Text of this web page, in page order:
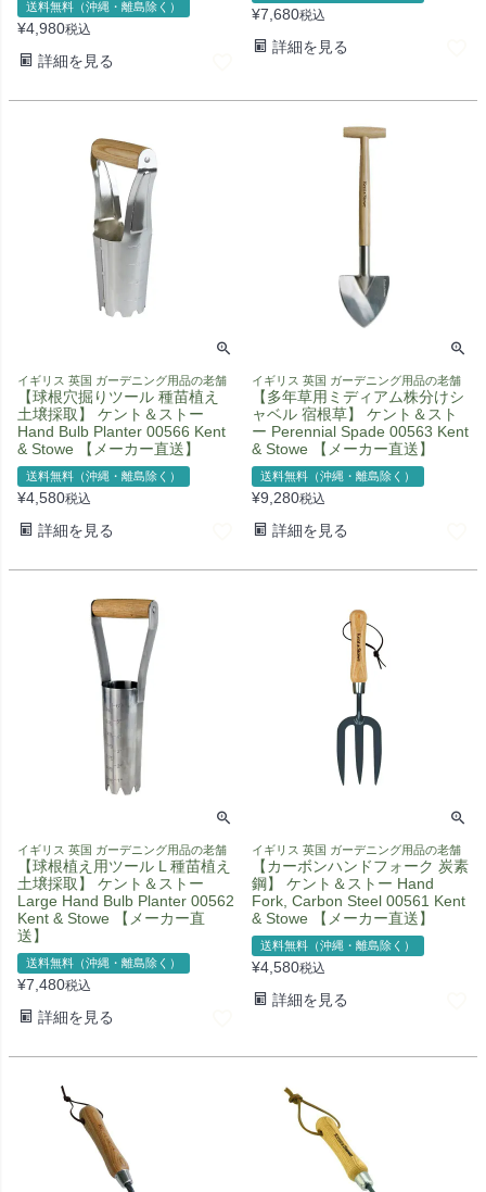
送料無料（沖縄・離島除く）
¥4,980税込
詳細を見る
¥7,680税込
詳細を見る
イギリス 英国 ガーデニング用品の老舗
【球根穴掘りツール 種苗植え
土壌採取】 ケント＆ストー
Hand Bulb Planter 00566 Kent
& Stowe 【メーカー直送】
送料無料（沖縄・離島除く）
¥4,580税込
詳細を見る
イギリス 英国 ガーデニング用品の老舗
【多年草用ミディアム株分けシ
ャベル 宿根草】 ケント＆スト
ー Perennial Spade 00563 Kent
& Stowe 【メーカー直送】
送料無料（沖縄・離島除く）
¥9,280税込
詳細を見る
イギリス 英国 ガーデニング用品の老舗
【球根植え用ツール L 種苗植え
土壌採取】 ケント＆ストー
Large Hand Bulb Planter 00562
Kent & Stowe 【メーカー直
送】
送料無料（沖縄・離島除く）
¥7,480税込
詳細を見る
イギリス 英国 ガーデニング用品の老舗
【カーボンハンドフォーク 炭素
鋼】 ケント＆ストー Hand
Fork, Carbon Steel 00561 Kent
& Stowe 【メーカー直送】
送料無料（沖縄・離島除く）
¥4,580税込
詳細を見る